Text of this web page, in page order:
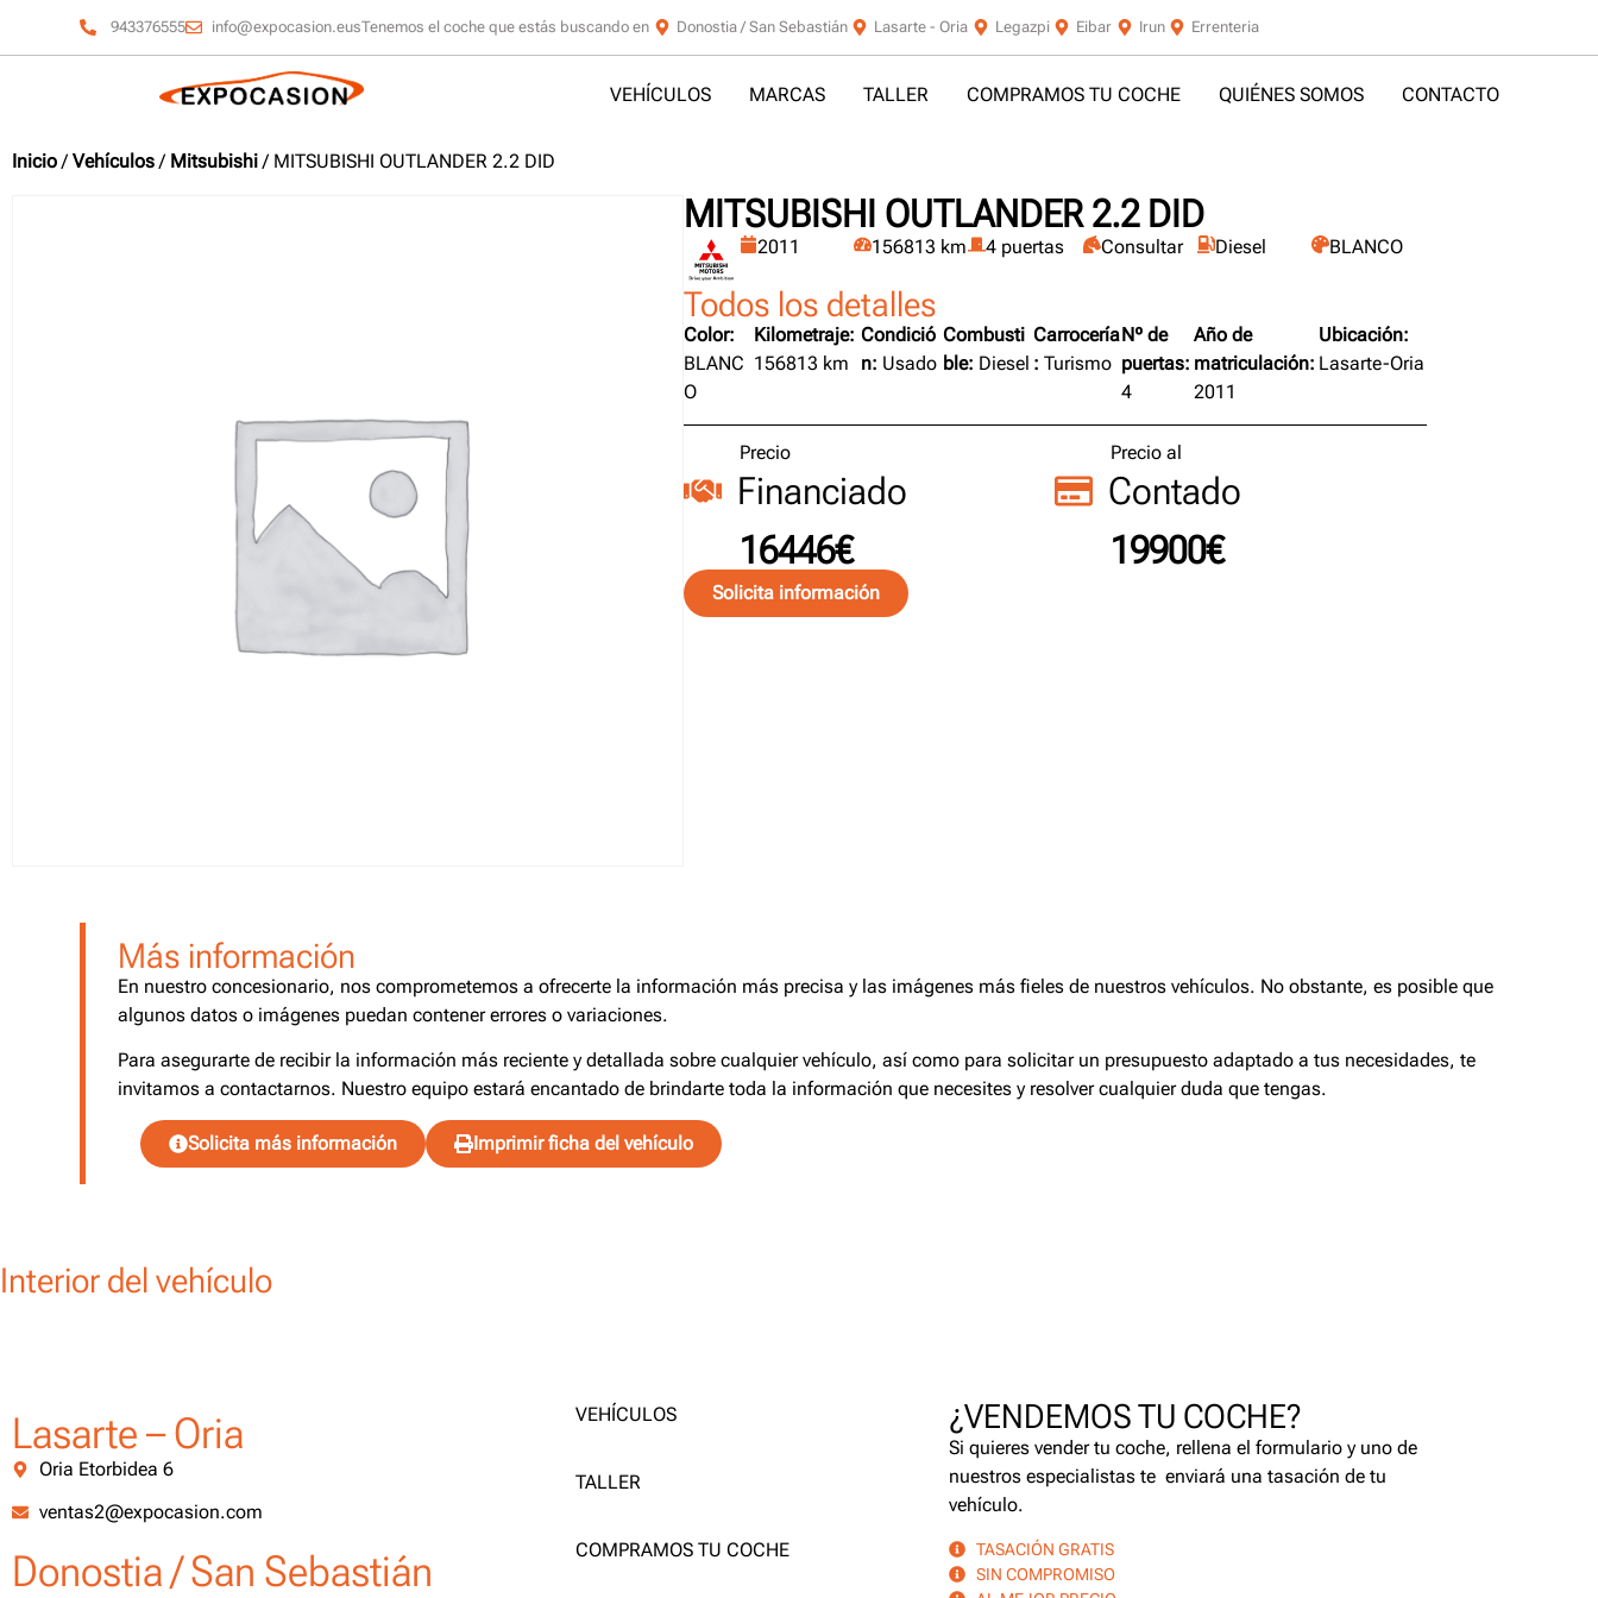
943376555 info@expocasion.eusTenemos el coche que estás buscando en Donostia / San Sebastián Lasarte - Oria Legazpi Eibar Irun Errenteria
VEHÍCULOS MARCAS TALLER COMPRAMOS TU COCHE QUIÉNES SOMOS CONTACTO
Inicio / Vehículos / Mitsubishi / MITSUBISHI OUTLANDER 2.2 DID
MITSUBISHI OUTLANDER 2.2 DID
2011 156813 km 4 puertas Consultar Diesel BLANCO
Todos los detalles
Color:
BLANC
O
Kilometraje:
156813 km
Condició
n: Usado
Combusti
ble: Diesel
Carrocería
: Turismo
Nº de
puertas:
4
Año de
matriculación:
2011
Ubicación:
Lasarte-Oria
Precio
Financiado
16446€
Precio al
Contado
19900€
Solicita información
Más información
En nuestro concesionario, nos comprometemos a ofrecerte la información más precisa y las imágenes más fieles de nuestros vehículos. No obstante, es posible que
algunos datos o imágenes puedan contener errores o variaciones.
Para asegurarte de recibir la información más reciente y detallada sobre cualquier vehículo, así como para solicitar un presupuesto adaptado a tus necesidades, te
invitamos a contactarnos. Nuestro equipo estará encantado de brindarte toda la información que necesites y resolver cualquier duda que tengas.
Solicita más información Imprimir ficha del vehículo
Interior del vehículo
Lasarte – Oria
Oria Etorbidea 6
ventas2@expocasion.com
Donostia / San Sebastián
VEHÍCULOS
TALLER
COMPRAMOS TU COCHE
¿VENDEMOS TU COCHE?
Si quieres vender tu coche, rellena el formulario y uno de
nuestros especialistas te enviará una tasación de tu
vehículo.
TASACIÓN GRATIS
SIN COMPROMISO